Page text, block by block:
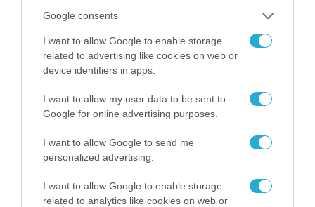
Google consents
I want to allow Google to enable storage
related to advertising like cookies on web or
device identifiers in apps.
I want to allow my user data to be sent to
Google for online advertising purposes.
I want to allow Google to send me
personalized advertising.
I want to allow Google to enable storage
related to analytics like cookies on web or
Αττικής (φωτο)